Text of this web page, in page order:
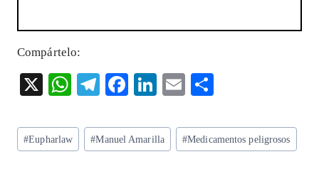
Compártelo:
X
W
ts
A
T
eg
ra
F
eb
o
Li
ke
dI
E
ai
l
re
Etiquetas
de
#Eupharlaw #Manuel Amarilla #Medicamentos peligrosos